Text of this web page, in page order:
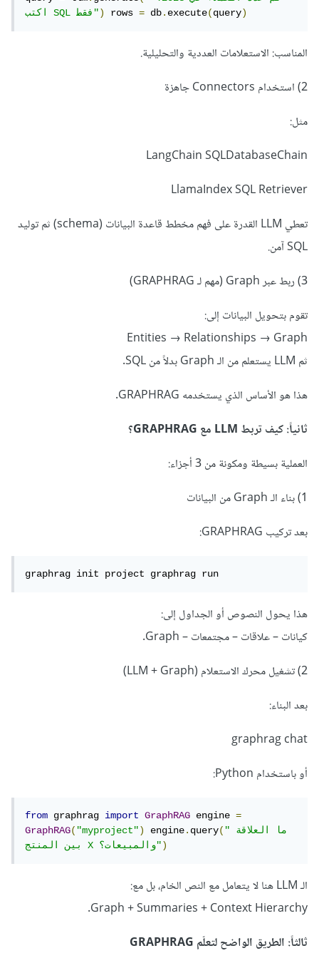
Pinecone
Chroma
بعد ذلك المستخدم يقوم بطرح السؤال.
developer.github.io/mongodb-
s/question_answering/
https://learn.microsoft.com/en-
us/shows/generative-ai-for-
beginners/retrieval-augmented-generation-
rag-and-vector-databases-generative-ai-for-
beginners
اكتب SQL فقط") rows = db.execute(query)
المناسب: الاستعلامات العددية والتحليلية.
2) استخدام Connectors جاهزة
مثل:
LangChain SQLDatabaseChain
LlamaIndex SQL Retriever
تعطي LLM القدرة على فهم مخطط قاعدة البيانات (schema) ثم توليد
SQL آمن.
3) ربط عبر Graph (مهم لـ GRAPHRAG)
تقوم بتحويل البيانات إلى:
Entities → Relationships → Graph
ثم LLM يستعلم من الـ Graph بدلاً من SQL.
هذا هو الأساس الذي يستخدمه GRAPHRAG.
ثانياً: كيف تربط LLM مع GRAPHRAG؟
العملية بسيطة ومكونة من 3 أجزاء:
1) بناء الـ Graph من البيانات
بعد تركيب GRAPHRAG:
graphrag init project graphrag run
هذا يحول النصوص أو الجداول إلى:
كيانات – علاقات – مجتمعات – Graph.
2) تشغيل محرك الاستعلام (LLM + Graph)
بعد البناء:
graphrag chat
أو باستخدام Python:
from graphrag import GraphRAG engine =
GraphRAG("myproject") engine.query("ما العلاقة
بين المنتج X والمبيعات؟")
الـ LLM هنا لا يتعامل مع النص الخام، بل مع:
Graph + Summaries + Context Hierarchy.
ثالثاً: الطريق الواضح لتعلّم GRAPHRAG